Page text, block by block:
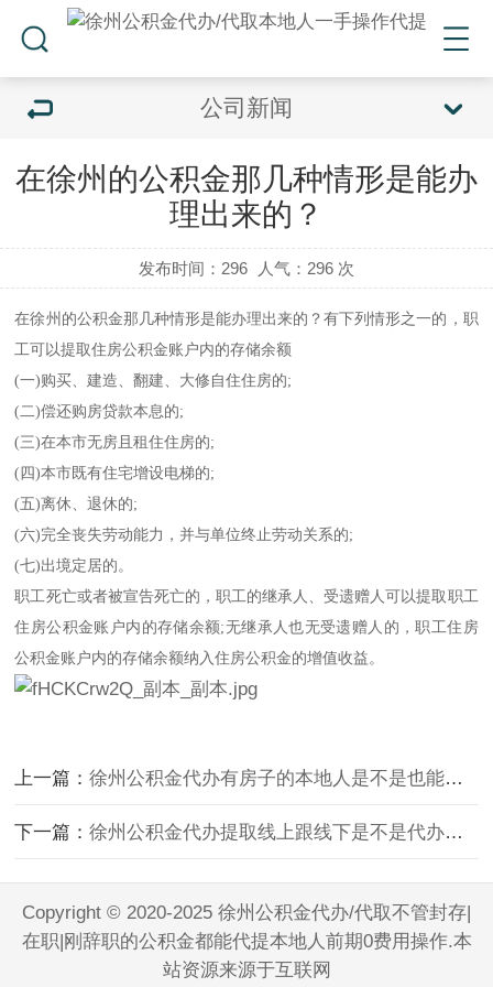
公司新闻
在徐州的公积金那几种情形是能办
理出来的？
发布时间：296 人气： 296 次
在徐州的公积金那几种情形是能办理出来的？有下列情形之一的，职
工可以提取住房公积金账户内的存储余额
(一)购买、建造、翻建、大修自住住房的;
(二)偿还购房贷款本息的;
(三)在本市无房且租住住房的;
(四)本市既有住宅增设电梯的;
(五)离休、退休的;
(六)完全丧失劳动能力，并与单位终止劳动关系的;
(七)出境定居的。
职工死亡或者被宣告死亡的，职工的继承人、受遗赠人可以提取职工
住房公积金账户内的存储余额;无继承人也无受遗赠人的，职工住房
公积金账户内的存储余额纳入住房公积金的增值收益。
上一篇：徐州公积金代办有房子的本地人是不是也能提？
下一篇：徐州公积金代办提取线上跟线下是不是代办提取有区别吧。
Copyright © 2020-2025 徐州公积金代办/代取不管封存|
在职|刚辞职的公积金都能代提本地人前期0费用操作.本
站资源来源于互联网